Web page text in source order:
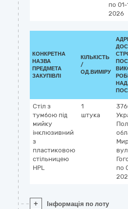
по
2026
КОНКРЕТНА
НАЗВА
ПРЕДМЕТА
ЗАКУПІВЛІ
КІЛЬКІСТЬ
/
ОД.ВИМІРУ
Стіл з
тумбою під
мийку
інклюзивний
з
пластиковою
стільницею
HPL
1
штука
по
+ Інформація по лоту